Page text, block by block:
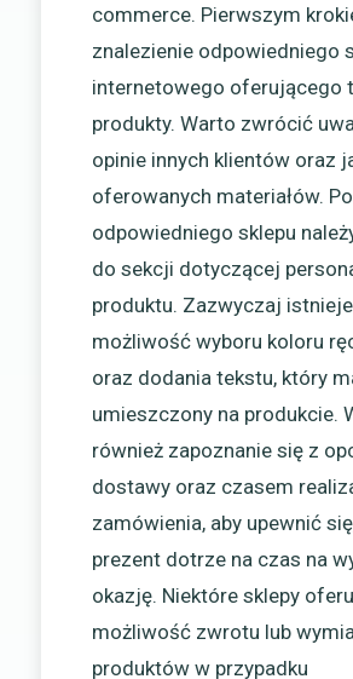
commerce. Pierwszym
znalezienie odpowiedniego
internetowego oferującego
produkty. Warto zwrócić
opinie innych klientów oraz
oferowanych materiałów.
odpowiedniego sklepu
do sekcji dotyczącej
produktu. Zazwyczaj istnieje
możliwość wyboru koloru
oraz dodania tekstu, który
umieszczony na produkcie.
również zapoznanie się z
dostawy oraz czasem
zamówienia, aby upewnić
prezent dotrze na czas na
okazję. Niektóre sklepy
możliwość zwrotu lub
produktów w przypadku